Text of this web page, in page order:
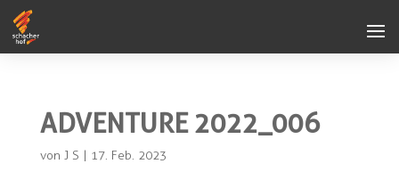
ADVENTURE 2022_006
von J S | 17. Feb. 2023